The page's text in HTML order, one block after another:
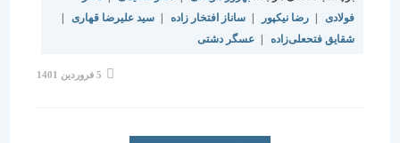
| رضا نیکپور | ساناز افتخار زاده | سید علیرضا قهاری
|
شقایق فتحعلی‌زاده | عسگر دشتی